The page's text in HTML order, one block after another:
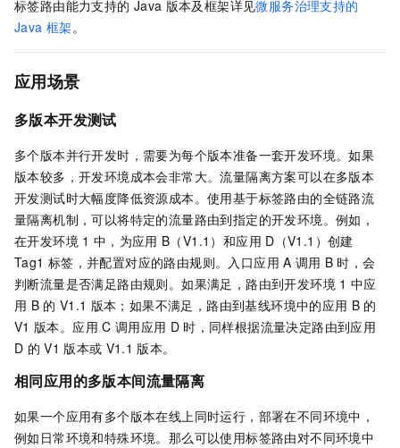
标签路由能力支持的 Java 版本及框架详见微服务治理支持的
Java 框架。
应用场景
多版本开发测试
多个版本并行开发时，需要为每个版本准备一套开发环境。如果
版本较多，开发环境成本会非常大。流量隔离方案可以在多版本
开发测试时大幅度降低资源成本。使用基于标签路由的全链路流
量隔离机制，可以将特定的流量路由到指定的开发环境。例如，
在开发环境 1 中，为应用 B（V1.1）和应用 D（V1.1）创建
Tag1 标签，并配置对应的路由规则。入口应用 A 调用 B 时，会
判断流量是否满足路由规则。如果满足，路由到开发环境 1 中应
用 B 的 V1.1 版本；如果不满足，路由到基线环境中的应用 B 的
V1 版本。应用 C 调用应用 D 时，同样根据流量决定路由到应用
D 的 V1 版本或 V1.1 版本。
相同应用的多版本间流量隔离
如果一个应用有多个版本在线上同时运行，部署在不同环境中，
例如日常环境和特殊环境。那么可以使用标签路由对不同环境中